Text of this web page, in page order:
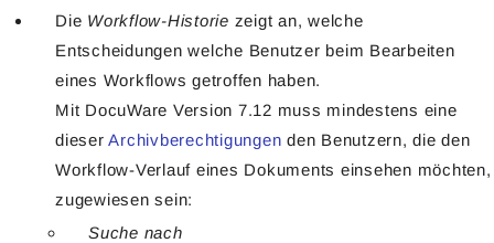
Die Workflow-Historie zeigt an, welche
Entscheidungen welche Benutzer beim Bearbeiten
eines Workflows getroffen haben.
Mit DocuWare Version 7.12 muss mindestens eine
dieserArchivberechtigungen den Benutzern, die den
Workflow-Verlauf eines Dokuments einsehen möchten,
zugewiesen sein:
Suche nach